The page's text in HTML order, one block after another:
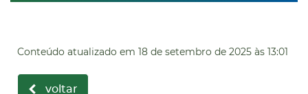
Conteúdo atualizado em 18 de setembro de 2025 às 13:01
voltar